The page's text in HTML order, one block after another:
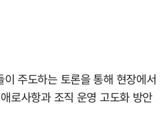
주도하는 토론을 통해 현장에서
로사항과 조직 운영 고도화 방안